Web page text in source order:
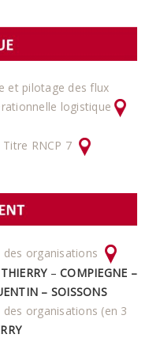
et pilotage des flux
logistique
RNCP 7
des organisations
–COMPIEGNE –
– SOISSONS
organisations (en 3